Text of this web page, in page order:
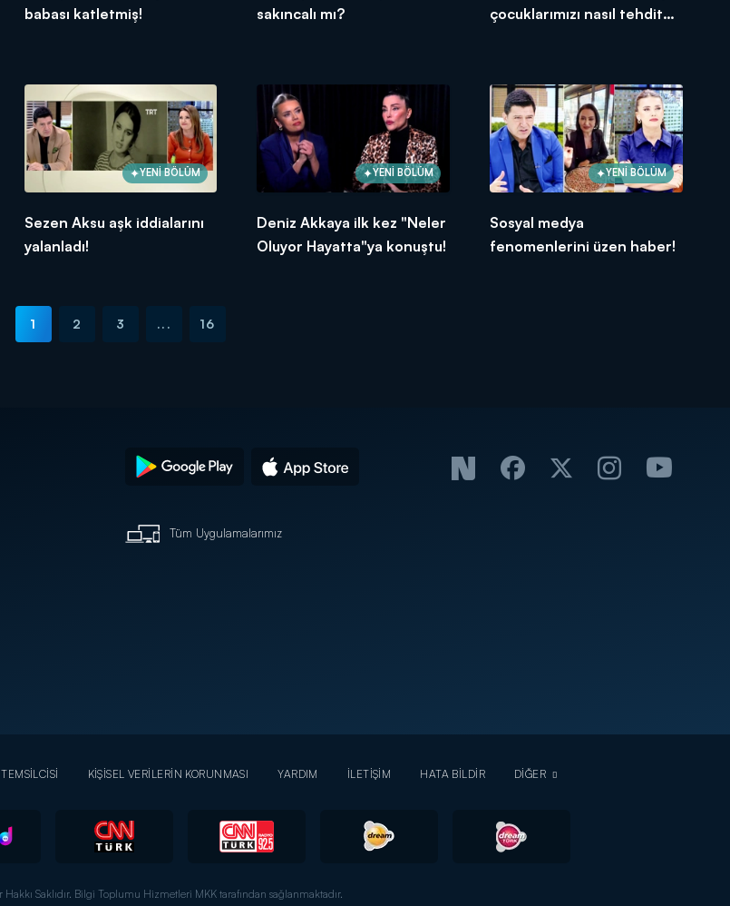
babası katletmiş!
sakıncalı mı?
çocuklarımızı nasıl tehdit
YENİ BÖLÜM
Sezen Aksu aşk iddialarını
yalanladı!
YENİ BÖLÜM
Deniz Akkaya ilk kez "Neler
Oluyor Hayatta"ya konuştu!
YENİ BÖLÜM
Sosyal medya
fenomenlerini üzen haber!
1 2 3 ... 16
Tüm Uygulamalarımız
KİŞİSEL VERİLERİN KORUNMASI YARDIM İLETİŞİM HATA BİLDİR DİĞER
Saklıdır. Bilgi Toplumu Hizmetleri MKK tarafından sağlanmaktadır.